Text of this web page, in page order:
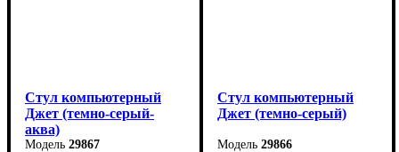
Стул компьютерный
Джет (темно-серый-
аква)
29867
Стул компьютерный
Джет (темно-серый)
29866